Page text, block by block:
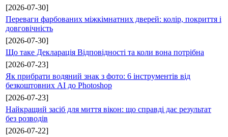
[2026-07-30]
Переваги фарбованих міжкімнатних дверей: колір, покриття і
довговічність
[2026-07-30]
Що таке Декларація Відповідності та коли вона потрібна
[2026-07-23]
Як прибрати водяний знак з фото: 6 інструментів від
безкоштовних AI до Photoshop
[2026-07-23]
Найкращий засіб для миття вікон: що справді дає результат
без розводів
[2026-07-22]